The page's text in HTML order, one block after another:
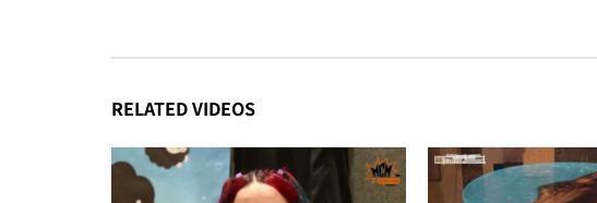
RELATED VIDEOS